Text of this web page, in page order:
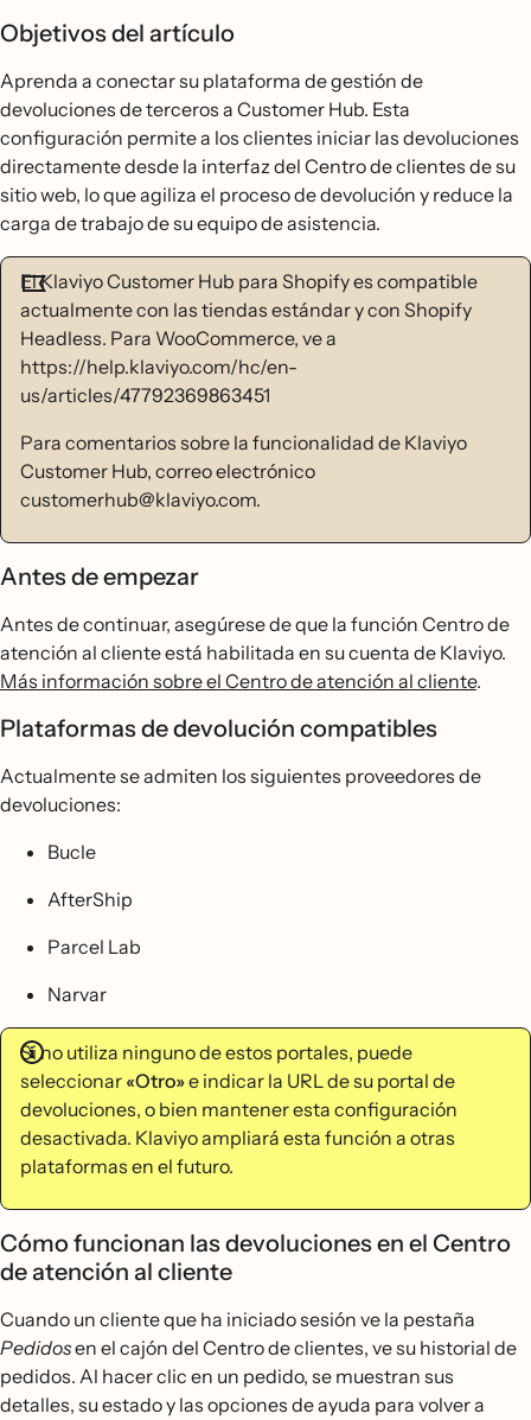
Objetivos del artículo
Aprenda a conectar su plataforma de gestión de
devoluciones de terceros a Customer Hub. Esta
configuración permite a los clientes iniciar las devoluciones
directamente desde la interfaz del Centro de clientes de su
sitio web, lo que agiliza el proceso de devolución y reduce la
carga de trabajo de su equipo de asistencia.
El Klaviyo Customer Hub para Shopify es compatible
actualmente con las tiendas estándar y con Shopify
Headless. Para WooCommerce, ve a
https://help.klaviyo.com/hc/en-
us/articles/47792369863451
Para comentarios sobre la funcionalidad de Klaviyo
Customer Hub, correo electrónico
customerhub@klaviyo.com.
Antes de empezar
Antes de continuar, asegúrese de que la función Centro de
atención al cliente está habilitada en su cuenta de Klaviyo.
Más información sobre el Centro de atención al cliente.
Plataformas de devolución compatibles
Actualmente se admiten los siguientes proveedores de
devoluciones:
Bucle
AfterShip
Parcel Lab
Narvar
Si no utiliza ninguno de estos portales, puede
seleccionar «Otro»e indicar la URL de su portal de
devoluciones, o bien mantener esta configuración
desactivada. Klaviyo ampliará esta función a otras
plataformas en el futuro.
Cómo funcionan las devoluciones en el Centro
de atención al cliente
Cuando un cliente que ha iniciado sesión ve la pestaña
Pedidosen el cajón del Centro de clientes, ve su historial de
pedidos. Al hacer clic en un pedido, se muestran sus
detalles, su estado y las opciones de ayuda para volver a